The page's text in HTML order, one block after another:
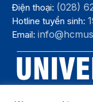
Điện thoại: (028)
Hotline tuyển sinh:
Email: